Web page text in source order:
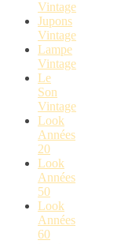
Vintage
Jupons
Vintage
Lampe
Vintage
Le
Son
Vintage
Look
Années
20
Look
Années
50
Look
Années
60